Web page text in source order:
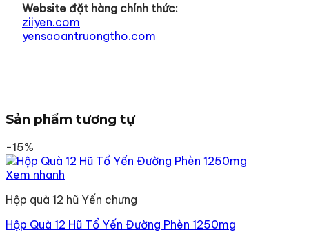
Website đặt hàng chính thức:
ziiyen.com
yensaoantruongtho.com
Sản phẩm tương tự
-15%
Xem nhanh
Hộp quà 12 hũ Yến chưng
Hộp Quà 12 Hũ Tổ Yến Đường Phèn 1250mg